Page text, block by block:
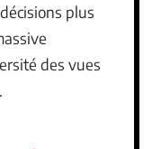
plus
des vues